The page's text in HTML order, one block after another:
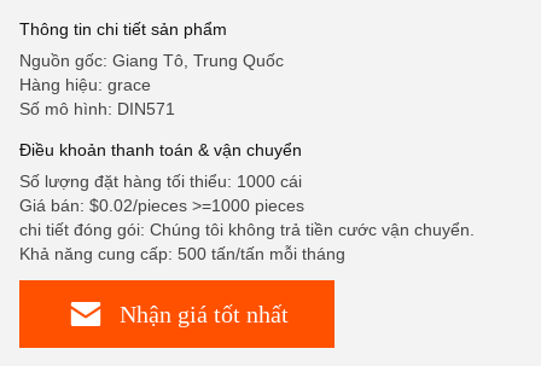
Thông tin chi tiết sản phẩm
Nguồn gốc: Giang Tô, Trung Quốc
Hàng hiệu: grace
Số mô hình: DIN571
Điều khoản thanh toán & vận chuyển
Số lượng đặt hàng tối thiểu: 1000 cái
Giá bán: $0.02/pieces >=1000 pieces
chi tiết đóng gói: Chúng tôi không trả tiền cước vận chuyển.
Khả năng cung cấp: 500 tấn/tấn mỗi tháng
Nhận giá tốt nhất